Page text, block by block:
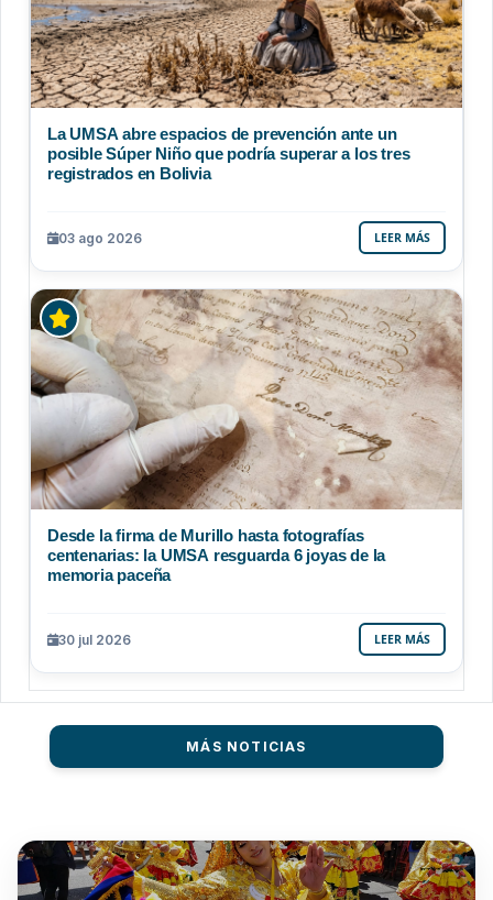
La UMSA abre espacios de prevención ante un
posible Súper Niño que podría superar a los tres
registrados en Bolivia
03 ago 2026 LEER MÁS
Desde la firma de Murillo hasta fotografías
centenarias: la UMSA resguarda 6 joyas de la
memoria paceña
30 jul 2026 LEER MÁS
MÁS NOTICIAS